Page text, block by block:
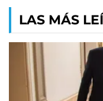
LAS MÁS